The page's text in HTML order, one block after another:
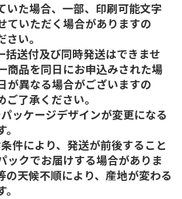
いた場合、一部、印刷可能文字
ていただく場合がありますの
い。
括送付及び同時発送はできませ
商品を同日にお申込みされた場
が異なる場合がございますの
了承ください。
ッケージデザインが変更になる
件により、発送が前後すること
ックでお届けする場合がありま
の天候不順により、産地が変わる